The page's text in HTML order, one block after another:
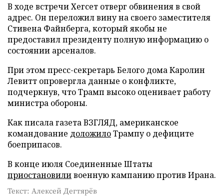
В ходе встречи Хегсет отверг обвинения в свой
адрес. Он переложил вину на своего заместителя
Стивена Файнберга, который якобы не
предоставил президенту полную информацию о
состоянии арсеналов.
При этом пресс-секретарь Белого дома Каролин
Левитт опровергла данные о конфликте,
подчеркнув, что Трамп высоко оценивает работу
министра обороны.
Как писала газета ВЗГЛЯД, американское
командование доложилоТрампу о дефиците
боеприпасов.
В конце июля Соединенные Штаты
приостановиливоенную кампанию против Ирана.
Текст: Алексей Дегтярёв